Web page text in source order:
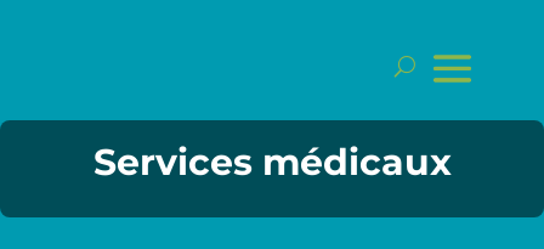
Services médicaux